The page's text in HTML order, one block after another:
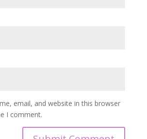
email, and website in this browser
I comment.